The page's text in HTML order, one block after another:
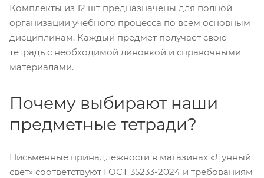
Комплекты из 12 шт предназначены для полной
организации учебного процесса по всем основным
дисциплинам. Каждый предмет получает свою
тетрадь с необходимой линовкой и справочными
материалами.
Почему выбирают наши
предметные тетради?
Письменные принадлежности в магазинах «Лунный
свет» соответствуют ГОСТ 35233-2024 и требованиям